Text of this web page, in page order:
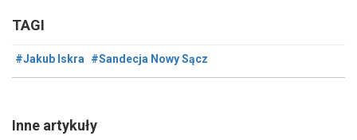
TAGI
#Jakub Iskra #Sandecja Nowy Sącz
Inne artykuły